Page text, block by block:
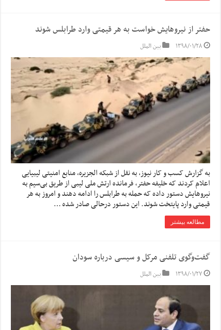
حفتر از نیروهایش خواست به هر قیمتی وارد طرابلس شوند
۱۳۹۸/۰۱/۲۸ بین الملل
به گزارش کسب و کار نیوز، به نقل از شبکه الجزیره، منابع امنیتی لیبیایی
اعلام کردند که خلیفه حفتر، فرمانده ارتش ملی لیبی از طریق بی‌سیم به
نیروهایش دستور داده که حمله به طرابلس را ادامه دهند و امروز به هر
قیمتی وارد پایتخت شوند. این دستور درحالی صادر شده …
مطالعه بیشتر
گفت‌وگوی تلفنی مرکل و سیسی درباره سودان
۱۳۹۸/۰۱/۲۷ بین الملل